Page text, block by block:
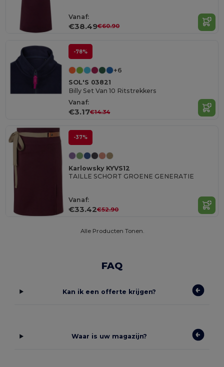
Vanaf:
€38.49€60.90
-78%
+6
SOL'S 03821
Billy Set Van 10 Ritstrekkers
Vanaf:
€3.17€14.34
-37%
Karlowsky KYVS12
TAILLE SCHORT GROENE GENERATIE
Vanaf:
€33.42€52.90
Alle Producten Tonen.
FAQ
Kan ik een offerte krijgen?
Waar is uw magazijn?